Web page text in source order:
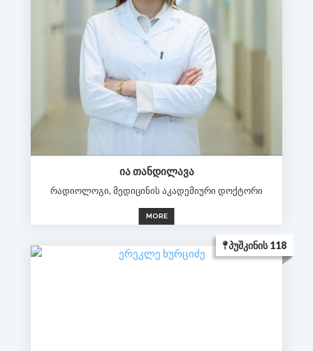
ᲘᲐ ᲗᲐᲜᲓᲘᲚᲐᲕᲐ
რადიოლოგი, მედიცინის აკადემიური დოქტორი
MORE
ᲞᲣᲨᲙᲘᲜᲘᲡ 118